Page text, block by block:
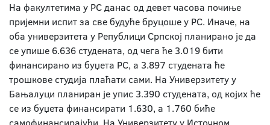
На факултетима у РС данас од девет часова почиње
пријемни испит за све будуће бруцоше у РС. Иначе, на
оба универзитета у Републици Српској планирано је да
се упише 6.636 студената, од чега ће 3.019 бити
финансирано из буџета РС, а 3.897 студената ће
трошкове студија плаћати сами. На Универзитету у
Бањалуци планиран је упис 3.390 студената, од којих ће
се из буџета финансирати 1.630, а 1.760 биће